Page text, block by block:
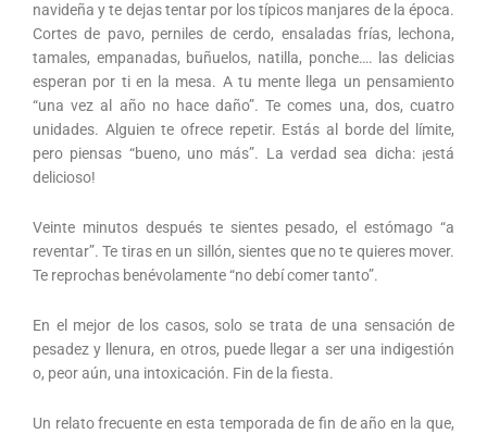
navideña y te dejas tentar por los típicos manjares de la época.
Cortes de pavo, perniles de cerdo, ensaladas frías, lechona,
tamales, empanadas, buñuelos, natilla, ponche…. las delicias
esperan por ti en la mesa. A tu mente llega un pensamiento
“una vez al año no hace daño”. Te comes una, dos, cuatro
unidades. Alguien te ofrece repetir. Estás al borde del límite,
pero piensas “bueno, uno más”. La verdad sea dicha: ¡está
delicioso!
Veinte minutos después te sientes pesado, el estómago “a
reventar”. Te tiras en un sillón, sientes que no te quieres mover.
Te reprochas benévolamente “no debí comer tanto”.
En el mejor de los casos, solo se trata de una sensación de
pesadez y llenura, en otros, puede llegar a ser una indigestión
o, peor aún, una intoxicación. Fin de la fiesta.
Un relato frecuente en esta temporada de fin de año en la que,